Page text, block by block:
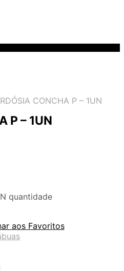
CONCHA P – 1UN
P – 1UN
quantidade
aos Favoritos